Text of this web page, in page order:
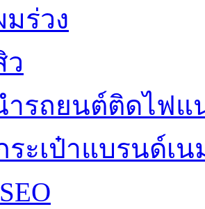
ร่วง
ว
ารถยนต์ติดไฟ
ระเป๋าแบรนด์เน